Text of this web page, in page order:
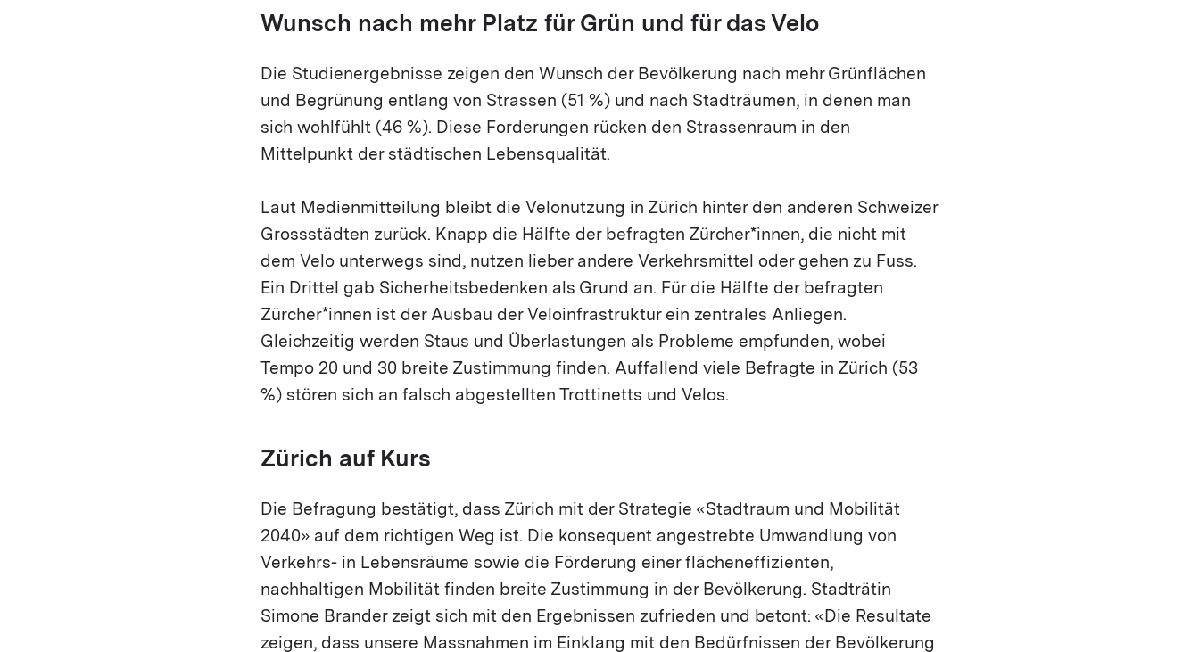
Wunsch nach mehr Platz für Grün und für das Velo
Die Studienergebnisse zeigen den Wunsch der Bevölkerung nach mehr Grünflächen
und Begrünung entlang von Strassen (51 %) und nach Stadträumen, in denen man
sich wohlfühlt (46 %). Diese Forderungen rücken den Strassenraum in den
Mittelpunkt der städtischen Lebensqualität.
Laut Medienmitteilung bleibt die Velonutzung in Zürich hinter den anderen Schweizer
Grossstädten zurück. Knapp die Hälfte der befragten Zürcher*innen, die nicht mit
dem Velo unterwegs sind, nutzen lieber andere Verkehrsmittel oder gehen zu Fuss.
Ein Drittel gab Sicherheitsbedenken als Grund an. Für die Hälfte der befragten
Zürcher*innen ist der Ausbau der Veloinfrastruktur ein zentrales Anliegen.
Gleichzeitig werden Staus und Überlastungen als Probleme empfunden, wobei
Tempo 20 und 30 breite Zustimmung finden. Auffallend viele Befragte in Zürich (53
%) stören sich an falsch abgestellten Trottinetts und Velos.
Zürich auf Kurs
Die Befragung bestätigt, dass Zürich mit der Strategie «Stadtraum und Mobilität
2040» auf dem richtigen Weg ist. Die konsequent angestrebte Umwandlung von
Verkehrs- in Lebensräume sowie die Förderung einer flächeneffizienten,
nachhaltigen Mobilität finden breite Zustimmung in der Bevölkerung. Stadträtin
Simone Brander zeigt sich mit den Ergebnissen zufrieden und betont: «Die Resultate
zeigen, dass unsere Massnahmen im Einklang mit den Bedürfnissen der Bevölkerung